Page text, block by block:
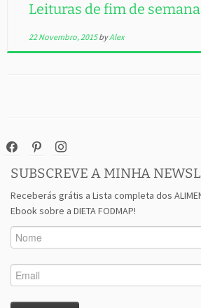
Leituras de fim de semana
22 Novembro, 2015 byAlex
facebookpinterestinstagram
SUBSCREVE A MINHA
Receberás grátis a Lista completa dos
Ebook sobre a DIETA FODMAP!